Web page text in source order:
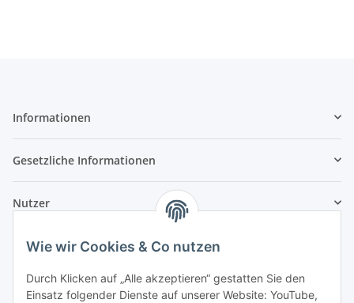
Wie wir Cookies & Co nutzen
Durch Klicken auf „Alle akzeptieren“ gestatten Sie den
Einsatz folgender Dienste auf unserer Website: YouTube,
Informationen
Gesetzliche Informationen
Nutzer